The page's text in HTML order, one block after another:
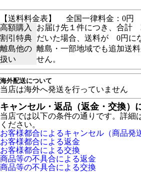
【送料料金表】
全国一律料金：0円
高額購入
割引特典
お届け先１件につき、合計
だいた場合、送料が 0円に
離島他の
扱い
離島・一部地域でも追加送
せん。
海外配送について
当店は海外へ発送を行っていません
キャンセル・返品（返金・交換）
当店では以下の条件の通りです。詳細
ください。
お客様都合によるキャンセル（商品発
お客様都合による返金
お客様都合による交換
商品等の不具合による返金
商品等の不具合による交換